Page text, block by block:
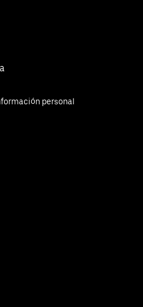
personal